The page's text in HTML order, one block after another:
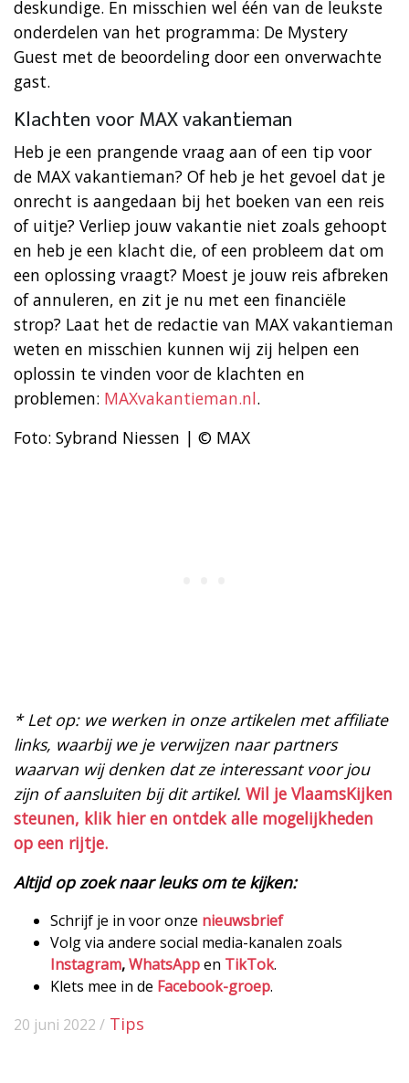
deskundige. En misschien wel één van de leukste
onderdelen van het programma: De Mystery
Guest met de beoordeling door een onverwachte
gast.
Klachten voor MAX vakantieman
Heb je een prangende vraag aan of een tip voor
de MAX vakantieman? Of heb je het gevoel dat je
onrecht is aangedaan bij het boeken van een reis
of uitje? Verliep jouw vakantie niet zoals gehoopt
en heb je een klacht die, of een probleem dat om
een oplossing vraagt? Moest je jouw reis afbreken
of annuleren, en zit je nu met een financiële
strop? Laat het de redactie van MAX vakantieman
weten en misschien kunnen wij zij helpen een
oplossin te vinden voor de klachten en
problemen: MAXvakantieman.nl.
Foto: Sybrand Niessen | © MAX
* Let op: we werken in onze artikelen met affiliate
links, waarbij we je verwijzen naar partners
waarvan wij denken dat ze interessant voor jou
zijn of aansluiten bij dit artikel. Wil je VlaamsKijken
steunen, klik hier en ontdek alle mogelijkheden
op een rijtje.
Altijd op zoek naar leuks om te kijken:
Schrijf je in voor onze nieuwsbrief
Volg via andere social media-kanalen zoals
Instagram,WhatsAppen TikTok.
Klets mee in de Facebook-groep.
20 juni 2022 / Tips